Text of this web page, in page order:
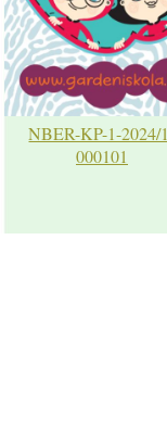
NBER-KP-1-2024/
000101